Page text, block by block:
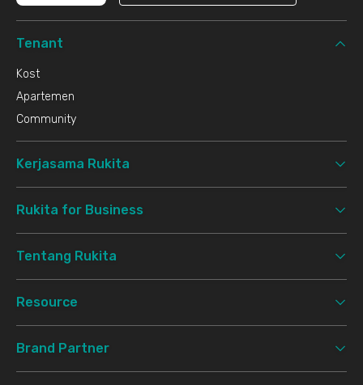
Tenant
Kost
Apartemen
Community
Kerjasama Rukita
Rukita for Business
Tentang Rukita
Resource
Brand Partner